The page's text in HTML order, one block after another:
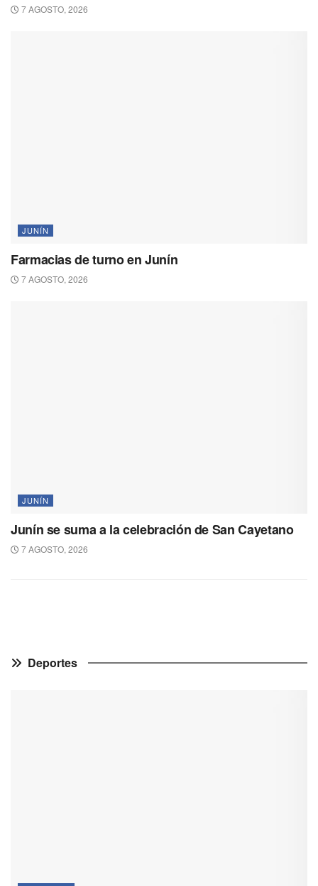
7 AGOSTO, 2026
JUNÍN
Farmacias de turno en Junín
7 AGOSTO, 2026
JUNÍN
Junín se suma a la celebración de San Cayetano
7 AGOSTO, 2026
Deportes